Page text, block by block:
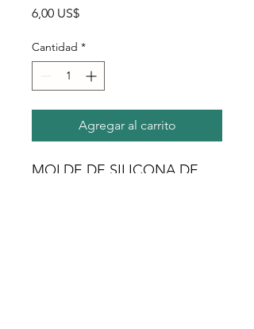
6,00 US$Precio
Cantidad *
Agregar al carrito
MOLDE DE SILICONA DE